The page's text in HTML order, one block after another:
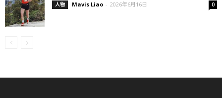
人物 Mavis Liao - 2026年6月16日 0